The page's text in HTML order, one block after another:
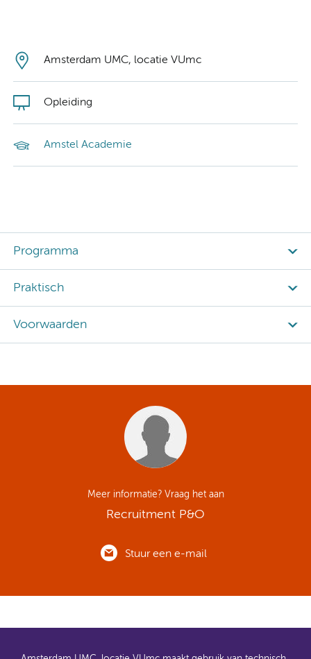
Amsterdam UMC, locatie VUmc
Opleiding
Amstel Academie
Programma
Praktisch
Voorwaarden
Meer informatie? Vraag het aan
Recruitment P&O
Stuur een e-mail